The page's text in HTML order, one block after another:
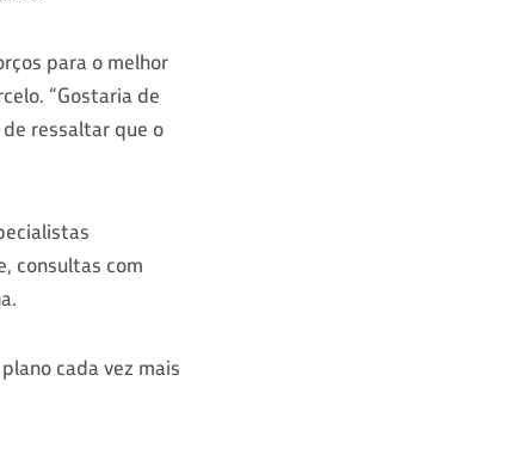
para o melhor
“Gostaria de
ressaltar que o
consultas com
cada vez mais